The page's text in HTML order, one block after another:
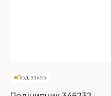
Под заказ